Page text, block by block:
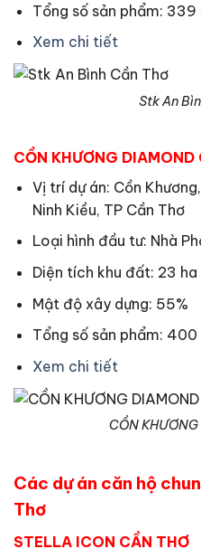
Tổng số sản phẩm: 339
Xem chi tiết
Stk An
CỒN KHƯƠNG DIAMOND
Vị trí dự án: Cồn
Ninh Kiều, TP Cần Thơ
Loại hình đầu tư: Nhà
Diện tích khu đất: 23 ha
Mật độ xây dựng: 55%
Tổng số sản phẩm: 400
Xem chi tiết
CỒN
Các dự án căn hộ
Thơ
STELLA ICON CẦN THƠ